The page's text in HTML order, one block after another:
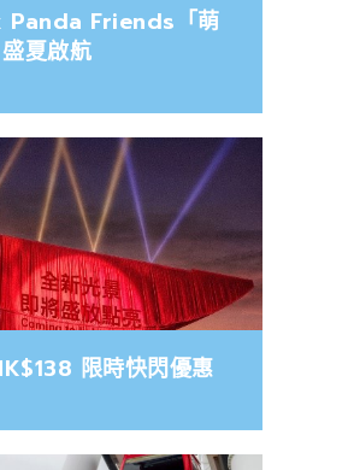
Panda Friends「萌
夏啟航
限時快閃優惠